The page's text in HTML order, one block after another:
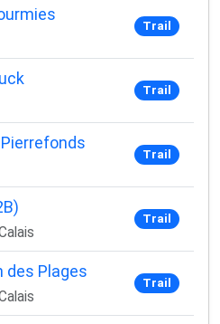
×
des coureurs
passionnés
sportifs passionnés et
exclusifs
pour progresser plus vite
matos & nutrition
et bons plans
100 % utile.
Trail
Trail
Trail
Trail
des Plages
Trail